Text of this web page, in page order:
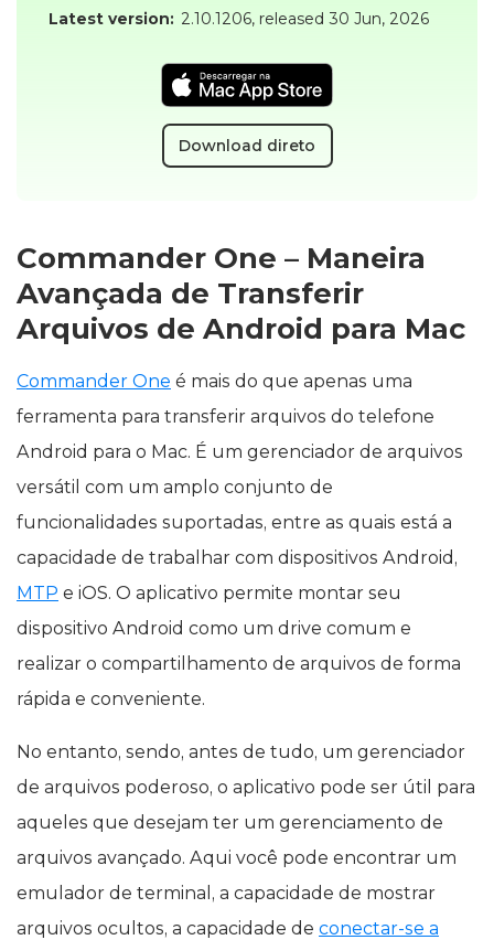
Latest version: 2.10.1206, released 30 Jun, 2026
Download direto
Commander One – Maneira
Avançada de Transferir
Arquivos de Android para Mac
Commander One é mais do que apenas uma
ferramenta para transferir arquivos do telefone
Android para o Mac. É um gerenciador de arquivos
versátil com um amplo conjunto de
funcionalidades suportadas, entre as quais está a
capacidade de trabalhar com dispositivos Android,
MTP e iOS. O aplicativo permite montar seu
dispositivo Android como um drive comum e
realizar o compartilhamento de arquivos de forma
rápida e conveniente.
No entanto, sendo, antes de tudo, um gerenciador
de arquivos poderoso, o aplicativo pode ser útil para
aqueles que desejam ter um gerenciamento de
arquivos avançado. Aqui você pode encontrar um
emulador de terminal, a capacidade de mostrar
arquivos ocultos, a capacidade de conectar-se a